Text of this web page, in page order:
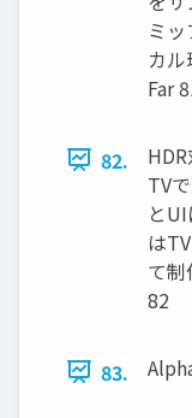
ミ
カ
Far
82.
TV
と
は
て制
82
83.